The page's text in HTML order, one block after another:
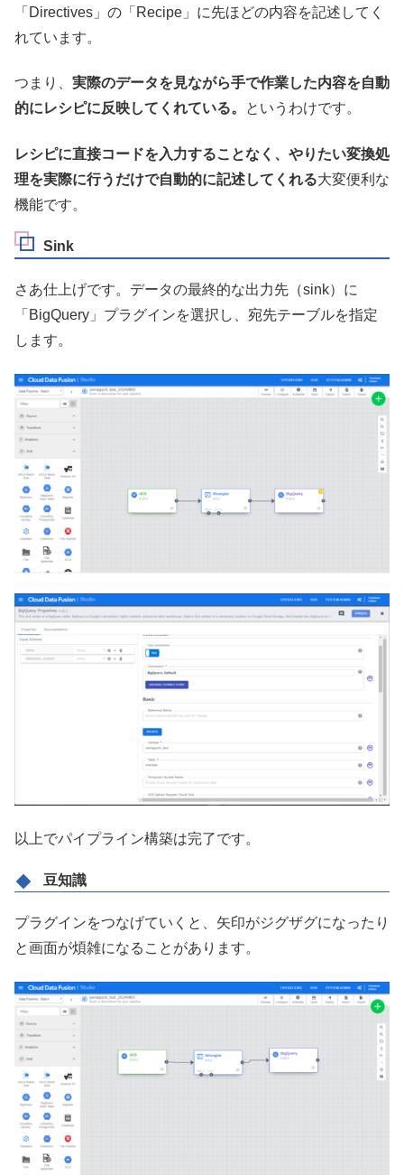
「Directives」の「Recipe」に先ほどの内容を記述してく
れています。
つまり、 実際のデータを見ながら手で作業した内容を自動
的にレシピに反映してくれている。
というわけです。
レシピに直接コードを入力することなく、やりたい変換処
理を実際に行うだけで自動的に記述してくれる大変便利な
機能です。
Sink
さあ仕上げです。データの最終的な出力先（sink）に
「BigQuery」プラグインを選択し、宛先テーブルを指定
します。
以上でパイプライン構築は完了です。
豆知識
プラグインをつなげていくと、矢印がジグザグになったり
と画面が煩雑になることがあります。